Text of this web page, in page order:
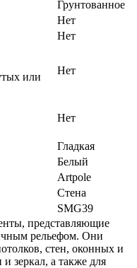
Грунтованное
Нет
Нет
или
Нет
Нет
Гладкая
Белый
Artpole
Стена
SMG39
представляющие
рельефом. Они
стен, оконных и
зеркал, а также для